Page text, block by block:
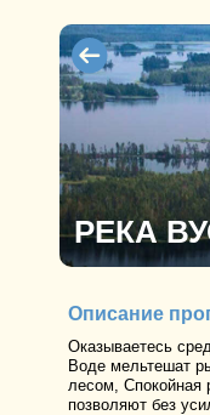
РЕКА
Описание
Оказываетесь
Воде мельтешат
лесом, Спокойная
позволяют без